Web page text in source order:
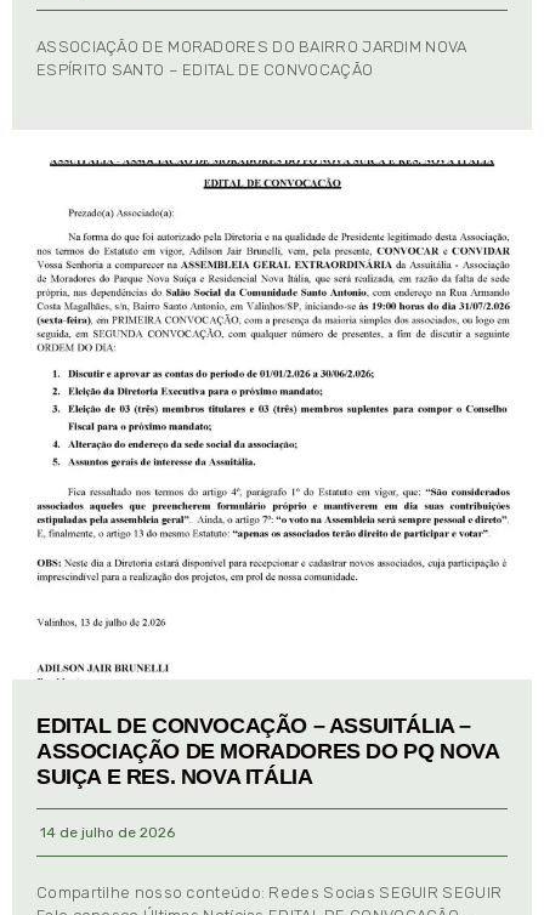
ASSOCIAÇÃO DE MORADORES DO BAIRRO JARDIM NOVA
ESPÍRITO SANTO – EDITAL DE CONVOCAÇÃO
EDITAL DE CONVOCAÇÃO – ASSUITÁLIA –
ASSOCIAÇÃO DE MORADORES DO PQ NOVA
SUIÇA E RES. NOVA ITÁLIA
14 de julho de 2026
Compartilhe nosso conteúdo: Redes Socias SEGUIR SEGUIR